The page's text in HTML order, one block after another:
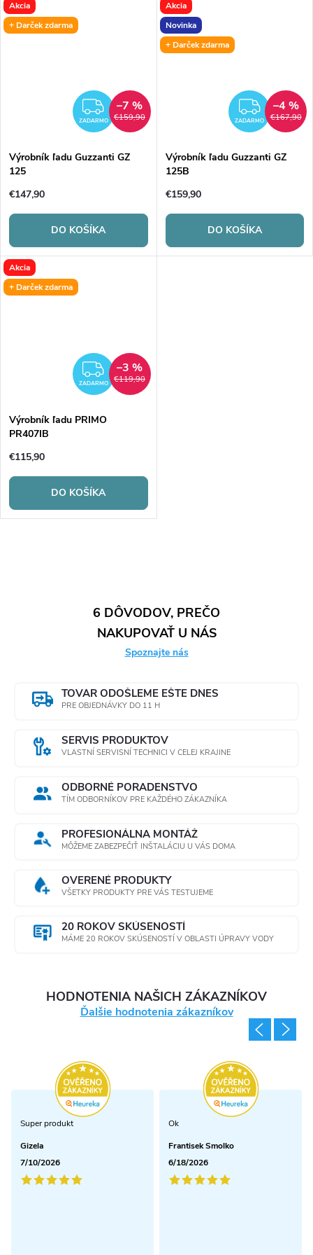
Akcia
+ Darček zdarma
ZADARMO
ZADARMO €159,90
–7 %
Výrobník ľadu Guzzanti GZ
125
€147,90
DO KOŠÍKA
Akcia
Novinka
+ Darček zdarma
ZADARMO €167,90
–4 %
Výrobník ľadu Guzzanti GZ
125B
€159,90
DO KOŠÍKA
Akcia
+ Darček zdarma
ZADARMO
ZADARMO €119,90
–3 %
Výrobník ľadu PRIMO
PR407IB
€115,90
DO KOŠÍKA
6 DÔVODOV, PREČO
NAKUPOVAŤ U NÁS
Spoznajte nás
TOVAR ODOŠLEME EŠTE DNES
PRE OBJEDNÁVKY DO 11 H
SERVIS PRODUKTOV
VLASTNÍ SERVISNÍ TECHNICI V CELEJ KRAJINE
ODBORNÉ PORADENSTVO
TÍM ODBORNÍKOV PRE KAŽDÉHO ZÁKAZNÍKA
PROFESIONÁLNA MONTÁŽ
MÔŽEME ZABEZPEČIŤ INŠTALÁCIU U VÁS DOMA
OVERENÉ PRODUKTY
VŠETKY PRODUKTY PRE VÁS TESTUJEME
20 ROKOV SKÚSENOSTÍ
MÁME 20 ROKOV SKÚSENOSTÍ V OBLASTI ÚPRAVY VODY
HODNOTENIA NAŠICH ZÁKAZNÍKOV
Ďalšie hodnotenia zákazníkov
Super produkt
Gizela
7/10/2026
Ok
Frantisek Smolko
6/18/2026